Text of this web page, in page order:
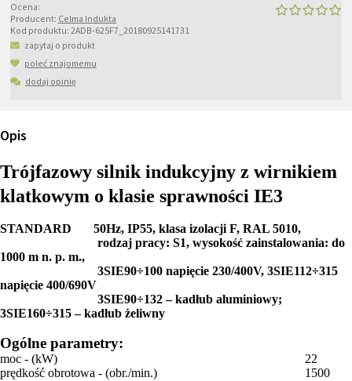
Ocena:
Producent: Celma Indukta
Kod produktu: 2ADB-625F7_20180925141731
zapytaj o produkt
poleć znajomemu
dodaj opinię
Opis
Trójfazowy silnik indukcyjny z wirnikiem
klatkowym o klasie sprawności IE3
STANDARD 50Hz, IP55, klasa izolacji F, RAL 5010,
rodzaj pracy: S1, wysokość zainstalowania: do
1000 m n. p. m.,
3SIE90÷100 napięcie 230/400V, 3SIE112÷315
napięcie 400/690V
3SIE90÷132 – kadłub aluminiowy;
3SIE160÷315 – kadłub żeliwny
Ogólne parametry:
moc - (kW)
22
prędkość obrotowa - (obr./min.)
1500